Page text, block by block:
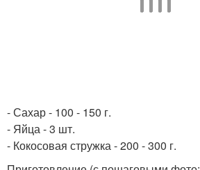
- Сахар - 100 - 150 г.
- Яйца - 3 шт.
- Кокосовая стружка - 200 - 300 г.